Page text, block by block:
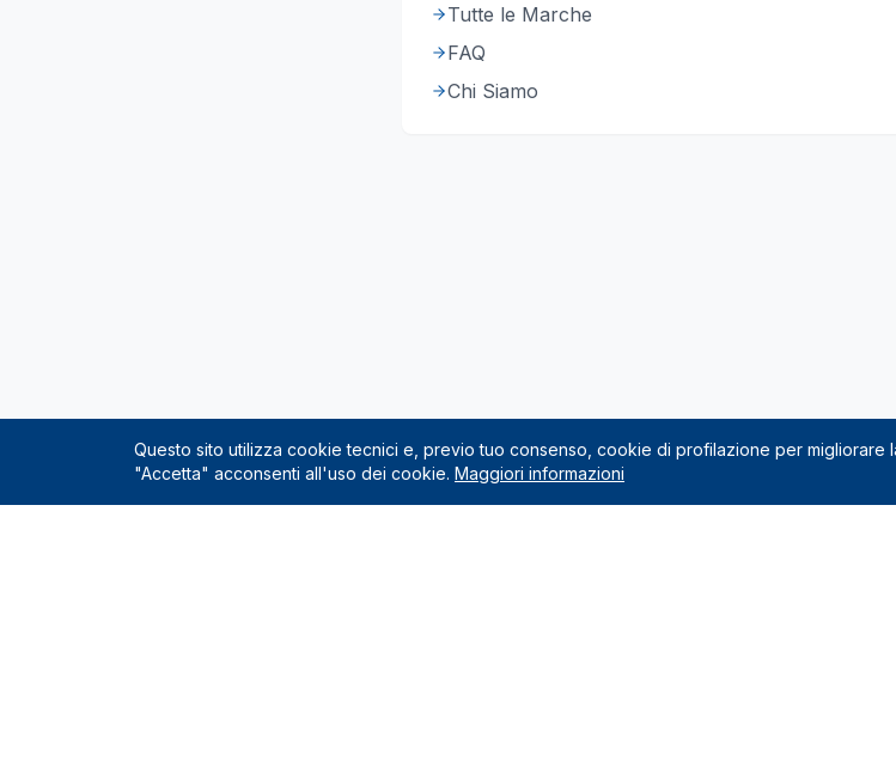
Tutte le Marche
FAQ
Chi Siamo
Questo sito utilizza cookie tecnici e, previo tuo consenso, cookie di profilazione per migliorare
"Accetta" acconsenti all'uso dei cookie. Maggiori informazioni